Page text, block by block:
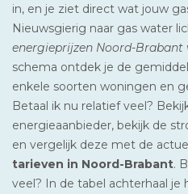
in, en je ziet direct wat jouw
Nieuwsgierig naar gas water
energieprijzen Noord-Brabant
schema ontdek je de
enkele soorten woningen en
Betaal ik nu relatief veel?
energieaanbieder, bekijk de
en vergelijk deze met de
tarieven in Noord-Brabant.
veel? In de tabel achterhaal je